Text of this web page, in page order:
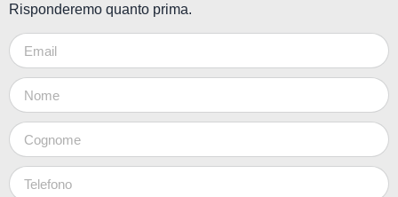
Risponderemo quanto prima.